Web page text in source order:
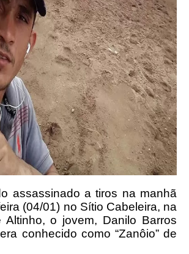
assassinado a tiros na manhã
(04/01) no Sítio Cabeleira, na
Altinho, o jovem, Danilo Barros
conhecido como “Zanôio” de